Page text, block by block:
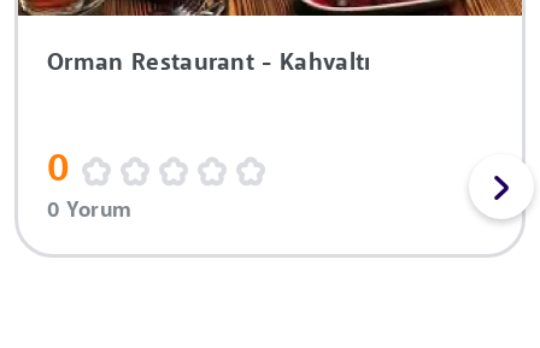
Orman Restaurant - Kahvaltı
0
0 Yorum